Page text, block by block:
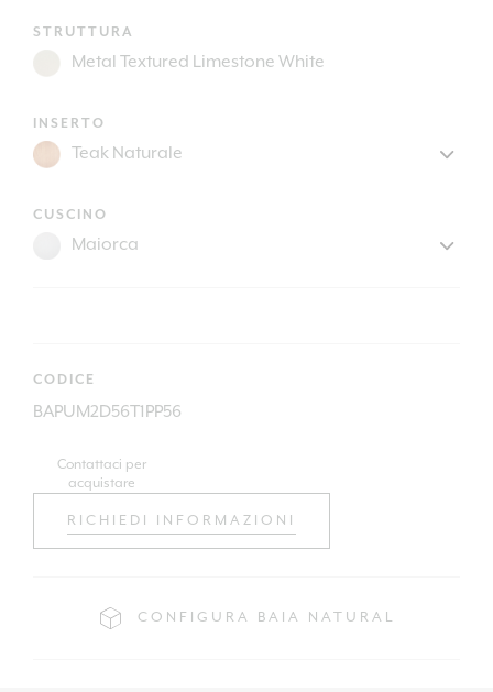
STRUTTURA
INSERTO
CUSCINO
CODICE
BAPUM2D56T1PP56
Contattaci per
acquistare
RICHIEDI INFORMAZIONI
CONFIGURA BAIA NATURAL